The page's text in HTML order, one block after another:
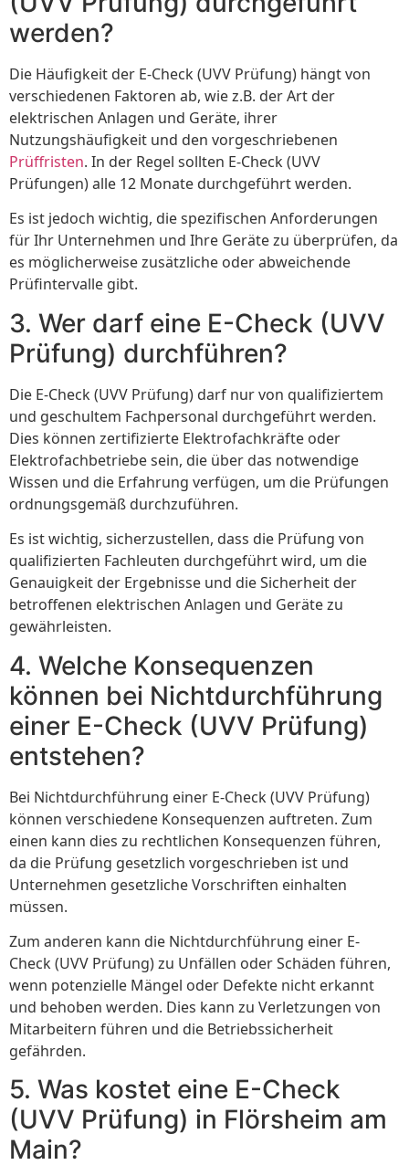
werden?
Die Häufigkeit der E-Check (UVV Prüfung) hängt von
verschiedenen Faktoren ab, wie z.B. der Art der
elektrischen Anlagen und Geräte, ihrer
Nutzungshäufigkeit und den vorgeschriebenen
Prüffristen. In der Regel sollten E-Check (UVV
Prüfungen) alle 12 Monate durchgeführt werden.
Es ist jedoch wichtig, die spezifischen Anforderungen
für Ihr Unternehmen und Ihre Geräte zu überprüfen, da
es möglicherweise zusätzliche oder abweichende
Prüfintervalle gibt.
3. Wer darf eine E-Check (UVV
Prüfung) durchführen?
Die E-Check (UVV Prüfung) darf nur von qualifiziertem
und geschultem Fachpersonal durchgeführt werden.
Dies können zertifizierte Elektrofachkräfte oder
Elektrofachbetriebe sein, die über das notwendige
Wissen und die Erfahrung verfügen, um die Prüfungen
ordnungsgemäß durchzuführen.
Es ist wichtig, sicherzustellen, dass die Prüfung von
qualifizierten Fachleuten durchgeführt wird, um die
Genauigkeit der Ergebnisse und die Sicherheit der
betroffenen elektrischen Anlagen und Geräte zu
gewährleisten.
4. Welche Konsequenzen
können bei Nichtdurchführung
einer E-Check (UVV Prüfung)
entstehen?
Bei Nichtdurchführung einer E-Check (UVV Prüfung)
können verschiedene Konsequenzen auftreten. Zum
einen kann dies zu rechtlichen Konsequenzen führen,
da die Prüfung gesetzlich vorgeschrieben ist und
Unternehmen gesetzliche Vorschriften einhalten
müssen.
Zum anderen kann die Nichtdurchführung einer E-
Check (UVV Prüfung) zu Unfällen oder Schäden führen,
wenn potenzielle Mängel oder Defekte nicht erkannt
und behoben werden. Dies kann zu Verletzungen von
Mitarbeitern führen und die Betriebssicherheit
gefährden.
5. Was kostet eine E-Check
(UVV Prüfung) in Flörsheim am
Main?